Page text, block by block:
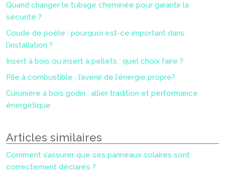
Quand changer le tubage cheminée pour garantir la
sécurité ?
Coude de poêle : pourquoi est-ce important dans
l’installation ?
Insert à bois ou insert à pellets : quel choix faire ?
Pile à combustible : l’avenir de l’énergie propre?
Cuisinière à bois godin : allier tradition et performance
énergétique
Articles similaires
Comment s’assurer que ses panneaux solaires sont
correctement déclarés ?